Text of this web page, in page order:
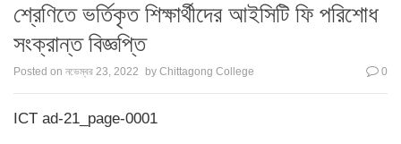
শ্রেণিতে ভর্তিকৃত শিক্ষার্থীদের আইসিটি ফি পরিশোধ
সংক্রান্ত বিজ্ঞপ্তি
Posted on নভেম্বর 23, 2022 by Chittagong College 0
ICT ad-21_page-0001